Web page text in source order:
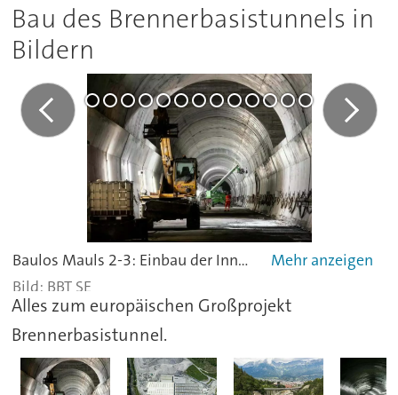
Bau des Brennerbasistunnels in
Bildern
Baulos Mauls 2-3: Einbau der Innenschale in der Nothaltestelle Trens.
BBT SE
Alles zum europäischen Großprojekt
Brennerbasistunnel.